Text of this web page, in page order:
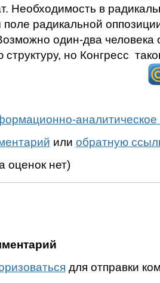
Необходимость в
поле радикальной
один-два человека
структуру, но Конгресс
аналитическое
или обратную
оценок нет)
для отправки